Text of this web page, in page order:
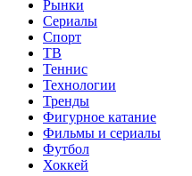
Рынки
Сериалы
Спорт
ТВ
Теннис
Технологии
Тренды
Фигурное катание
Фильмы и сериалы
Футбол
Хоккей